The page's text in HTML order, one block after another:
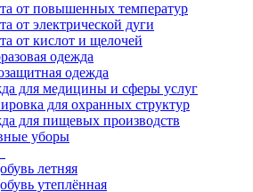
от повышенных температур
от электрической дуги
от кислот и щелочей
одежда
одежда
для медицины и сферы услуг
для охранных структур
для пищевых производств
уборы
летняя
утеплённая